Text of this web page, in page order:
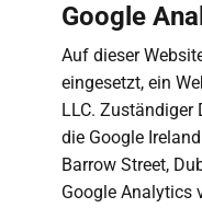
Google
Auf dieser
eingesetzt, ein
LLC. Zuständiger
die Google
Barrow Street,
Google Analytics